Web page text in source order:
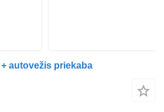
autovežis priekaba